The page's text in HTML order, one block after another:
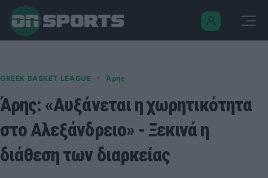
GREEK BASKET LEAGUE · Άρης
Άρης: «Αυξάνεται η χωρητικότητα
στο Αλεξάνδρειο» - Ξεκινά η
διάθεση των διαρκείας